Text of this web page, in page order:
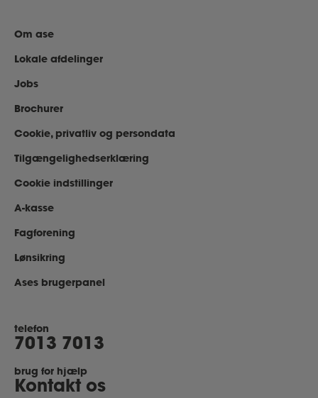
Om ase
Lokale afdelinger
Jobs
Brochurer
Cookie, privatliv og persondata
Tilgængelighedserklæring
Cookie indstillinger
A-kasse
Fagforening
Lønsikring
Ases brugerpanel
telefon
7013 7013
brug for hjælp
Kontakt os